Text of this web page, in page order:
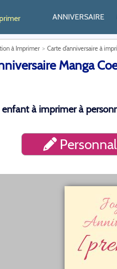
ANNIVERSAIRE
à Imprimer Carte d’anniversaire à
Manga
enfant à imprimer à